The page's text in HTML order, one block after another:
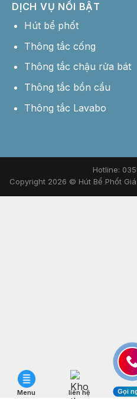
DỊCH VỤ NỔI BẬT
Hút bể phốt
Thông tắc cống
Thông tắc chậu rửa bát
Thông tắc bồn cầu
Thông tắc Lavabo
Hotline:
Copyright 2026 © Hút Bể Phốt
Menu liên hệ Gọi